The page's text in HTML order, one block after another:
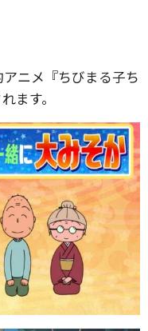
ニメ『ちびまる子ち
ます。